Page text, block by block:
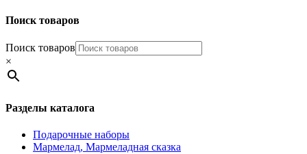
Поиск товаров
Поиск товаров
×
Разделы каталога
Подарочные наборы
Мармелад, Мармеладная сказка